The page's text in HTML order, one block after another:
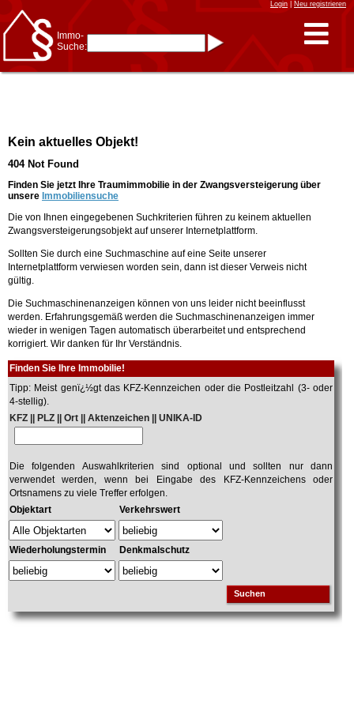
Login| Neu registrieren
Immo-
Suche:
* Suche verfeinern durch
Kombinieren
Frankfurt/Oder
am Main
Immobiliensuche
nach Kreis
nach Amtsgericht
Kein aktuelles Objekt!
404 Not Found
Finden Sie jetzt Ihre Traumimmobilie in der Zwangsversteigerung über
unsere Immobiliensuche
Die von Ihnen eingegebenen Suchkriterien führen zu keinem aktuellen
Zwangsversteigerungsobjekt auf unserer Internetplattform.
Sollten Sie durch eine Suchmaschine auf eine Seite unserer
Internetplattform verwiesen worden sein, dann ist dieser Verweis nicht
gültig.
Die Suchmaschinenanzeigen können von uns leider nicht beeinflusst
werden. Erfahrungsgemäß werden die Suchmaschinenanzeigen immer
wieder in wenigen Tagen automatisch überarbeitet und entsprechend
korrigiert. Wir danken für Ihr Verständnis.
Finden Sie Ihre Immobilie!
Tipp: Meist genï¿½gt das KFZ-Kennzeichen oder die Postleitzahl (3- oder
4-stellig).
KFZ || PLZ || Ort || Aktenzeichen || UNIKA-ID
Die folgenden Auswahlkriterien sind optional und sollten nur dann
verwendet werden, wenn bei Eingabe des KFZ-Kennzeichens oder
Ortsnamens zu viele Treffer erfolgen.
Objektart
Verkehrswert
Wiederholungstermin Denkmalschutz
Suchen